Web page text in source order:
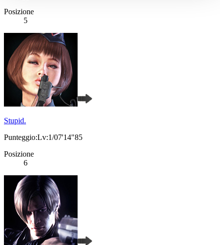
Posizione
5
Stupid.
Punteggio:Lv:1/07'14"85
Posizione
6